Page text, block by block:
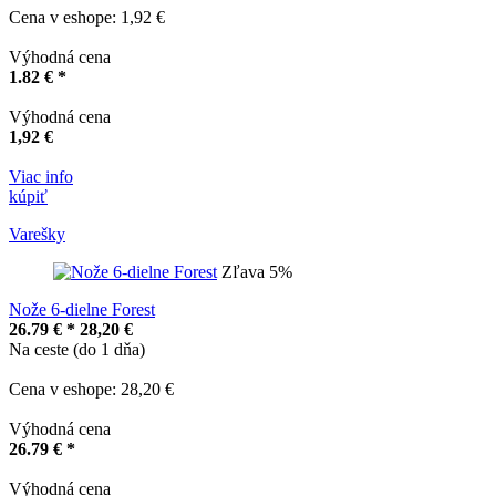
Cena v eshope: 1,92 €
Výhodná cena
1.82 € *
Výhodná cena
1,92 €
Viac info
kúpiť
Varešky
Zľava 5%
Nože 6-dielne Forest
26.79 € * 28,20 €
Na ceste (do 1 dňa)
Cena v eshope: 28,20 €
Výhodná cena
26.79 € *
Výhodná cena